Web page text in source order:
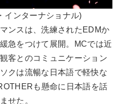
インターナショナル)
ンスは、洗練されたEDMか
急をつけて展開。MCでは近
客とのコミュニケーション
クは流暢な日本語で軽快な
も懸命に日本語を話
せた。